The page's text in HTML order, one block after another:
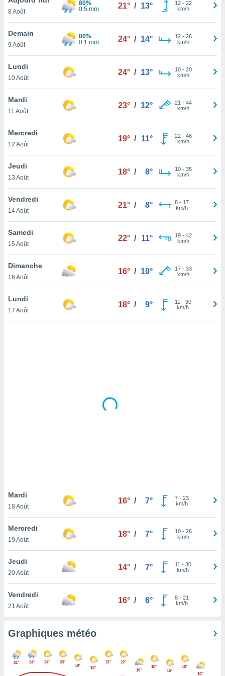
et
»,
au
vous
qu'ils
ou
le
ainsi
un
la
du
en
de
pas
de
à
cas,
que
sur le
et que
ne
8 Août
80%
0.5 mm
21° / 13° 12- 22
km/h
Demain
9 Août
80%
0.1 mm
24° / 14° 12- 26
km/h
Lundi
10 Août
24° / 13° 10- 20
km/h
Mardi
11 Août
23° / 12° 21 - 44
km/h
Mercredi
12 Août
19° / 11° 22- 46
km/h
Jeudi
13 Août
18° / 8° 10- 35
km/h
Vendredi
14 Août
21° / 8° 8- 17
km/h
Samedi
15 Août
22° / 11° 19- 42
km/h
Dimanche
16 Août
16° / 10° 17- 33
km/h
Lundi
17 Août
18° / 9° 11 - 30
km/h
Mardi
18 Août
16° / 7° 7- 23
km/h
Mercredi
19 Août
18° / 7° 10- 26
km/h
Jeudi
20 Août
14° / 7° 11 - 30
km/h
Vendredi
21 Août
16° / 6° 8- 21
km/h
Graphiques météo
21° 24° 24° 23°
19° 18°
21°
22°
16°
18°
16°
18°
14°